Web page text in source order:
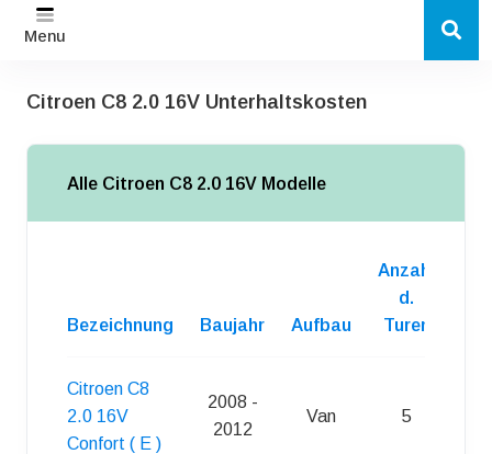
Menu
Citroen C8 2.0 16V Unterhaltskosten
Alle Citroen C8 2.0 16V Modelle
Bezeichnung Baujahr Aufbau
Anzahl
d.
Turen
Citroen C8
2.0 16V
Confort ( E )
2008 -
2012
Van 5